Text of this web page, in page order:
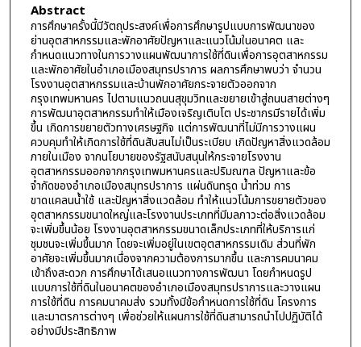
Abstract
การศึกษาครั้งนี้มีวัตถุประสงค์เพื่อการศึกษารูปแบบการพัฒนาของ
ย่านอุตสาหกรรมและพักอาศัยปัญหาและแนวโน้มในอนาคต และ
กำหนดแนวทางในการวางแผนพัฒนาการใช้ที่ดินเพื่อการอุตสาหกรรม
และพักอาศัยในอำเภอเมืองสมุทรปราการ ผลการศึกษาพบว่า จำนวน
โรงงานอุตสาหกรรมและบ้านพักอาศัยกระจายตัวออกจาก
กรุงเทพมหานคร ไปตามแนวถนนสุขุมวิทและขยายเข้าสู่ถนนสายต่างๆ
การพัฒนาอุตสาหกรรมทำให้เมืองเจริญเติบโต ประชากรมีรายได้เพิ่ม
ขึ้น เกิดการขยายตัวทางเศรษฐกิจ แต่การพัฒนาที่ไม่มีการวางแผน
ควบคุมทำให้เกิดการใช้ที่ดินสับสนไม่เป็นระเบียบ เกิดปัญหาสิ่งแวดล้อม
ภายในเมือง จากนโยบายของรัฐสนับสนุนให้กระจายโรงงาน
อุตสาหกรรมออกจากกรุงเทพมหานครและปริมณฑล ปัญหาและข้อ
จำกัดของอำเภอเมืองสมุทรปราการ แผ่นดินทรุด น้ำท่วม การ
ขาดแคลนน้ำใช้ และปัญหาสิ่งแวดล้อม ทำให้แนวโน้มการขยายตัวของ
อุตสาหกรรมขนาดใหญ่และโรงงานประเภทที่มีมลภาวะต่อสิ่งแวดล้อม
จะเพิ่มขึ้นน้อย โรงงานอุตสาหกรรมขนาดเล็กประเภทที่ให้บริการแก่
ชุมชนจะเพิ่มขึ้นมาก โดยจะเพิ่มอยู่ในเขตอุตสาหกรรมเดิม ส่วนที่พัก
อาศัยจะเพิ่มขึ้นมากเนื่องจากความต้องการมากขึ้น และการคมนาคม
เข้าถึงสะดวก การศึกษาได้เสนอแนวทางการพัฒนา โดยกำหนดรูป
แบบการใช้ที่ดินในอนาคตของอำเภอเมืองสมุทรปราการและวางแผน
การใช้ที่ดิน การคมนาคมส่ง รวมทั้งมีข้อกำหนดการใช้ที่ดิน โครงการ
และมาตรการต่างๆ เพื่อช่วยให้แผนการใช้ที่ดินสามารถนำไปปฏิบัติได้
อย่างมีประสิทธิภาพ